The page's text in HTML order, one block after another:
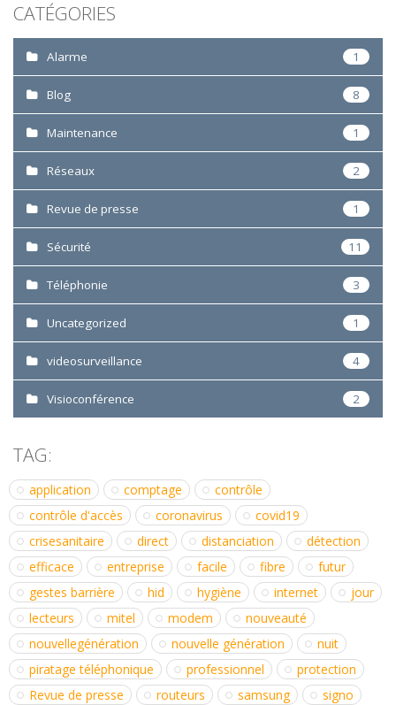
CATÉGORIES
Alarme 1
Blog 8
Maintenance 1
Réseaux 2
Revue de presse 1
Sécurité 11
Téléphonie 3
Uncategorized 1
videosurveillance 4
Visioconférence 2
TAG:
application comptage
contrôle
contrôle d'accès
coronavirus
covid19
crisesanitaire
direct distanciation
détection
efficace
entreprise facile fibre
futur
gestes barrière
hid hygiène internet
jour
lecteurs
mitel modem
nouveauté
nouvellegénération
nouvelle génération
nuit
piratage téléphonique
professionnel
protection
Revue de presse
routeurs samsung
signo